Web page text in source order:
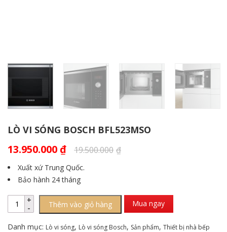
LÒ VI SÓNG BOSCH BFL523MSO
13.950.000 ₫ 19.500.000 ₫
Xuất xứ Trung Quốc.
Bảo hành 24 tháng
Thêm vào giỏ hàng Mua ngay
Danh mục: Lò vi sóng, Lò vi sóng Bosch, Sản phẩm, Thiết bị nhà bếp